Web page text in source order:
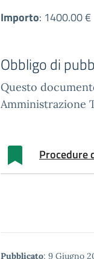
Importo: 1400.00 €
Obbligo di
Questo
Amministrazione
Procedure
Pubblicato: 9 Giugno